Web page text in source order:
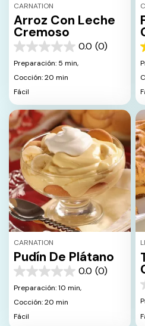
CARNATION
Arroz Con Leche
Cremoso
0.0 (0)
0.0
de
estrellas.
Preparación: 5 min,
Cocción: 20 min
Fácil
2
CARNATION
Pudín De Plátano
0.0 (0)
0.0
de
estrellas.
Preparación: 10 min,
Cocción: 20 min
Fácil